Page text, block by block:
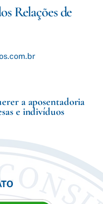
Relações de
a aposentadoria
e indivíduos